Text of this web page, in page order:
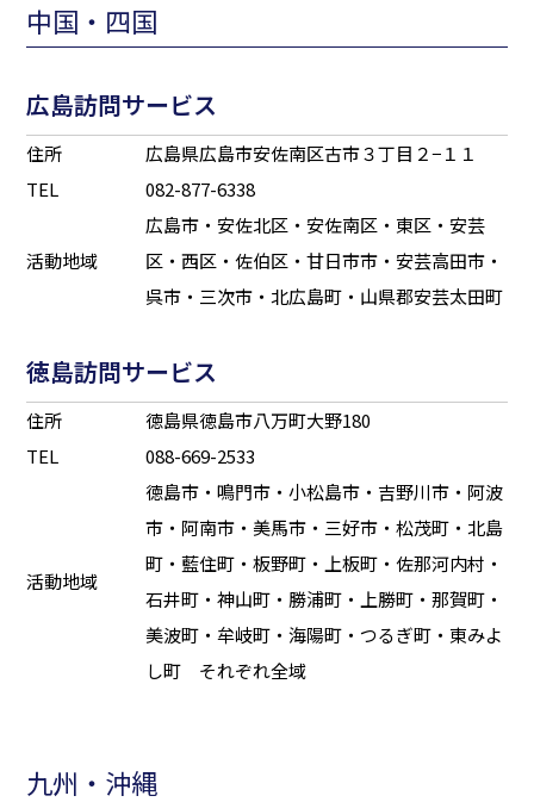
中国・四国
広島訪問サービス
住所
広島県広島市安佐南区古市３丁目２−１１
TEL
082-877-6338
活動地域
広島市・安佐北区・安佐南区・東区・安芸
区・西区・佐伯区・甘日市市・安芸高田市・
呉市・三次市・北広島町・山県郡安芸太田町
徳島訪問サービス
住所
徳島県徳島市八万町大野180
TEL
088-669-2533
活動地域
徳島市・鳴門市・小松島市・吉野川市・阿波
市・阿南市・美馬市・三好市・松茂町・北島
町・藍住町・板野町・上板町・佐那河内村・
石井町・神山町・勝浦町・上勝町・那賀町・
美波町・牟岐町・海陽町・つるぎ町・東みよ
し町 それぞれ全域
九州・沖縄